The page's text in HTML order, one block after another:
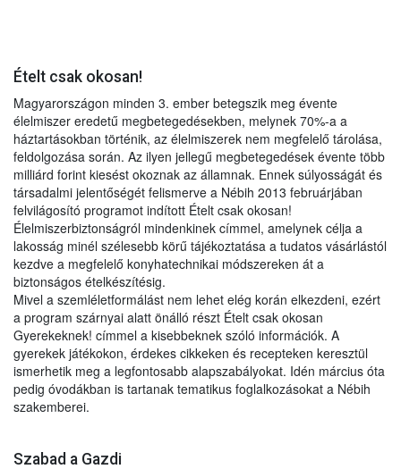
Ételt csak okosan!
Magyarországon minden 3. ember betegszik meg évente
élelmiszer eredetű megbetegedésekben, melynek 70%-a a
háztartásokban történik, az élelmiszerek nem megfelelő tárolása,
feldolgozása során. Az ilyen jellegű megbetegedések évente több
milliárd forint kiesést okoznak az államnak. Ennek súlyosságát és
társadalmi jelentőségét felismerve a Nébih 2013 februárjában
felvilágosító programot indított Ételt csak okosan!
Élelmiszerbiztonságról mindenkinek címmel, amelynek célja a
lakosság minél szélesebb körű tájékoztatása a tudatos vásárlástól
kezdve a megfelelő konyhatechnikai módszereken át a
biztonságos ételkészítésig.
Mivel a szemléletformálást nem lehet elég korán elkezdeni, ezért
a program szárnyai alatt önálló részt Ételt csak okosan
Gyerekeknek! címmel a kisebbeknek szóló információk. A
gyerekek játékokon, érdekes cikkeken és recepteken keresztül
ismerhetik meg a legfontosabb alapszabályokat. Idén március óta
pedig óvodákban is tartanak tematikus foglalkozásokat a Nébih
szakemberei.
Szabad a Gazdi